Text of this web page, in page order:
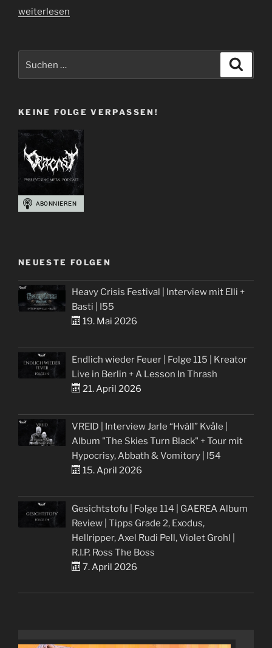
„Folge
Bronze,
Silber
weiterlesen
KEINE FOLGE VERPASSEN!
NEUESTE FOLGEN
Heavy Crisis Festival | Interview mit Elli +
Basti | I55
19. Mai 2026
Endlich wieder Feuer | Folge 115 | Kreator
Live in Berlin + A Lesson In Thrash
21. April 2026
VREID | Interview Jarle “Hváll” Kvåle |
Album "The Skies Turn Black" + Tour mit
Hypocrisy, Abbath & Vomitory | I54
15. April 2026
Gesichtstofu | Folge 114 | GAEREA Album
Review | Tipps Grade 2, Exodus,
Hellripper, Axel Rudi Pell, Violet Grohl |
R.I.P. Ross The Boss
7. April 2026